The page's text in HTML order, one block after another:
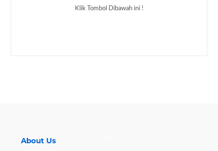
Klik Tombol Dibawah ini !
About Us